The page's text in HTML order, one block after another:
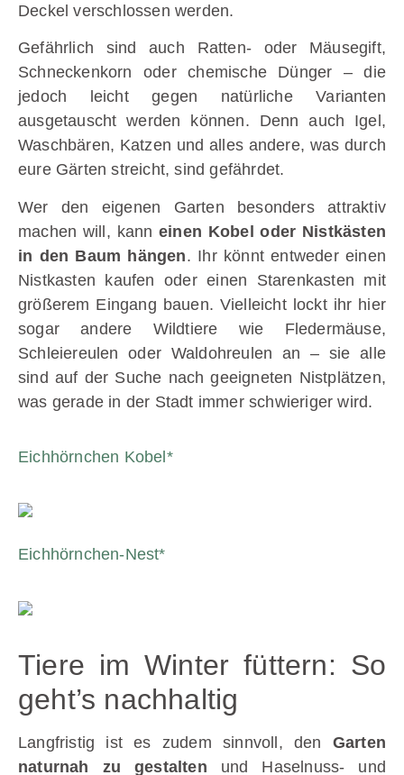
Deckel verschlossen werden.
Gefährlich sind auch Ratten- oder Mäusegift,
Schneckenkorn oder chemische Dünger – die
jedoch leicht gegen natürliche Varianten
ausgetauscht werden können. Denn auch Igel,
Waschbären, Katzen und alles andere, was durch
eure Gärten streicht, sind gefährdet.
Wer den eigenen Garten besonders attraktiv
machen will, kanneinen Kobel oder Nistkästen
in den Baum hängen. Ihr könnt entweder einen
Nistkasten kaufen oder einen Starenkasten mit
größerem Eingang bauen. Vielleicht lockt ihr hier
sogar andere Wildtiere wie Fledermäuse,
Schleiereulen oder Waldohreulen an – sie alle
sind auf der Suche nach geeigneten Nistplätzen,
was gerade in der Stadt immer schwieriger wird.
Eichhörnchen Kobel*
Eichhörnchen-Nest*
Tiere im Winter füttern: So
geht’s nachhaltig
Langfristig ist es zudem sinnvoll, den Garten
naturnah zu gestalten und Haselnuss- und